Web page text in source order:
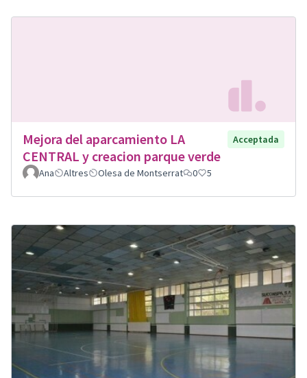
Mejora del aparcamiento LA
CENTRAL y creacion parque verde
Acceptada
Ana Altres Olesa de Montserrat 0 5